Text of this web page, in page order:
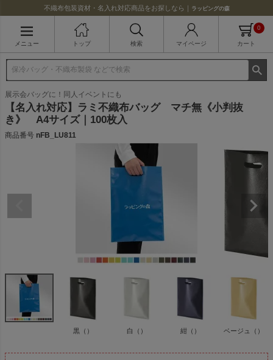
不織布包装資材・名入れ対応商品をお探しなら｜ ラッピングの森
メニュー トップ 検索 マイページ カート
0
展示会バッグに！同人イベントにも
【名入れ対応】ラミ不織布バッグ マチ無《小判抜
き》 A4サイズ｜100枚入
商品番号 nFB_LU811
黒（） 白（） 紺（） ベージュ（）